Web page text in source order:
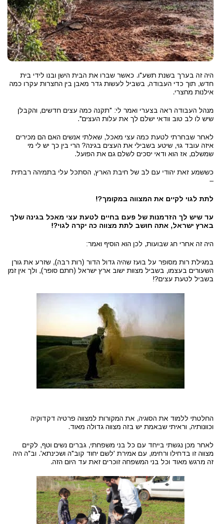
היה זה בערך בשנת תשע"ו. כאשר שברו את הבית הישן ובנו לידי בית
חדש, תוך כדי העבודה, בשביל לעשות גדר מאבן בין החצרות עקרו כמה
אילנות מחצרי.
מנהל העבודה ראה בצערי ואמר לי: "תקנה כמה עצים חדשים, והקבלן
שיש לו לב טוב וודאי ישלם לך את עלות העצים".
לאחר שבחרתי לטעת כמה עצי מאכל, שאלתי אנשים האם הם מכירים
איזה עובד גוי, שיטע בשבילי את העצים בגינה? הרי בין כך יש לי מי
שמשלם, אז הוא ודאי יסכים לשלם גם את הפועל.
כששמע זאת יהודי עם לב של חיבת הארץ, הסתכל עלי בתמיהה רבתית
לתת לגוי לקיים את המצווה במקומך?!
עד שיש לך הזדמנות של פעם בחיים לטעת עצי מאכל בגינה שלך
בארץ ישראל, אתה חושב לתת מצווה כה יקרה לגוי?!
היה זה אחרי חג שבועות, לכן הוא הוסיף ואמר:
במגילת רות מסופר על בועז שהיה גדול הדור (רות רבה), שזרע את גורן
השעורים בעצמו, בשביל מצוות ישוב ארץ ישראל (חתם סופר), ולך אין זמן
בשביל לטעת עצים?!
החלטתי ללמוד את הסוגיה, את המקורות למצווה פרטיה דקדוקיה
וכוונותיה, וראיתי שבאמת יש בזה מצווה גדולה מאוד.
לאחר מכן נגשתי בייחד עם כל בני משפחתי, גברים נשים וטף, לקיים
מצווה זו בדחילו ורחימו, עם אמירת 'לשם יחוד קוב"ה ושכינתא'. וב"ה היה
זה מרגש מאוד וכל בני המשפחה זוכרים זאת עד היום הזה.